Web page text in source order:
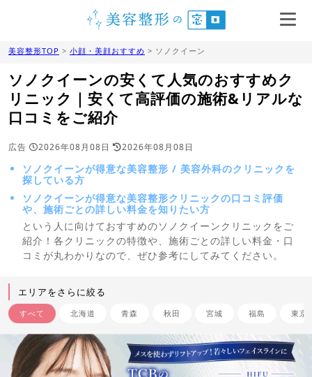
美容整形TOP > 小顔・美顔おすすめ > ソノクイーン
ソノクイーンの安くて人気のおすすめク
リニック｜安くて高評価の施術&リアルな
口コミをご紹介
広告 2026年08月08日 2026年08月08日
ソノクイーンが得意な美容整形 / 美容外科のクリニックを
探している方
ソノクイーンが得意な美容整形クリニックの口コミ評価
や、施術ごとの詳しい料金を知りたい方
という人に向けておすすめのソノクイーンクリニックをご
紹介！各クリニックの特徴や、施術ごとの詳しい料金・口
コミが丸わかりなので、ぜひ参考にしてみてください。
エリアをさらに絞る
すべて 北海道 青森 秋田 宮城 福島 東京